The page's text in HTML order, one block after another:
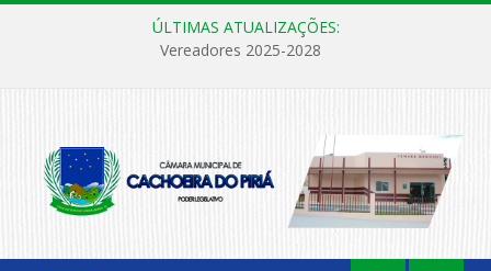
ÚLTIMAS ATUALIZAÇÕES:
Vereadores 2025-2028